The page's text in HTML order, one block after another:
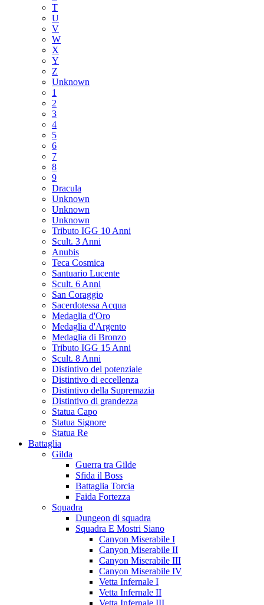
T
U
V
W
X
Y
Z
Unknown
1
2
3
4
5
6
7
8
9
Dracula
Unknown
Unknown
Unknown
Tributo IGG 10 Anni
Scult. 3 Anni
Anubis
Teca Cosmica
Santuario Lucente
Scult. 6 Anni
San Coraggio
Sacerdotessa Acqua
Medaglia d'Oro
Medaglia d'Argento
Medaglia di Bronzo
Tributo IGG 15 Anni
Scult. 8 Anni
Distintivo del potenziale
Distintivo di eccellenza
Distintivo della Supremazia
Distintivo di grandezza
Statua Capo
Statua Signore
Statua Re
Battaglia
Gilda
Guerra tra Gilde
Sfida il Boss
Battaglia Torcia
Faida Fortezza
Squadra
Dungeon di squadra
Squadra E Mostri Siano
Canyon Miserabile I
Canyon Miserabile II
Canyon Miserabile III
Canyon Miserabile IV
Vetta Infernale I
Vetta Infernale II